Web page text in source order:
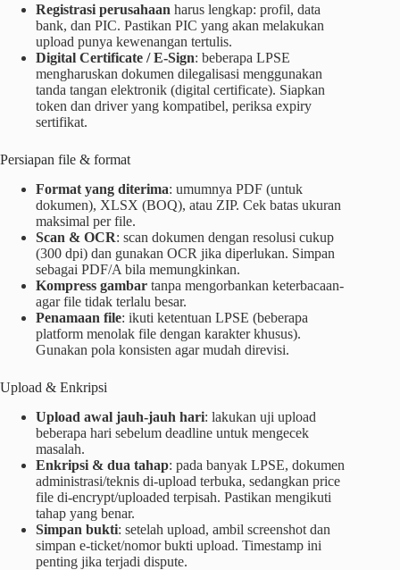
Registrasi perusahaan harus lengkap: profil, data
bank, dan PIC. Pastikan PIC yang akan melakukan
upload punya kewenangan tertulis.
Digital Certificate / E-Sign: beberapa LPSE
mengharuskan dokumen dilegalisasi menggunakan
tanda tangan elektronik (digital certificate). Siapkan
token dan driver yang kompatibel, periksa expiry
sertifikat.
Persiapan file & format
Format yang diterima: umumnya PDF (untuk
dokumen), XLSX (BOQ), atau ZIP. Cek batas ukuran
maksimal per file.
Scan & OCR: scan dokumen dengan resolusi cukup
(300 dpi) dan gunakan OCR jika diperlukan. Simpan
sebagai PDF/A bila memungkinkan.
Kompress gambar tanpa mengorbankan keterbacaan-
agar file tidak terlalu besar.
Penamaan file: ikuti ketentuan LPSE (beberapa
platform menolak file dengan karakter khusus).
Gunakan pola konsisten agar mudah direvisi.
Upload & Enkripsi
Upload awal jauh-jauh hari: lakukan uji upload
beberapa hari sebelum deadline untuk mengecek
masalah.
Enkripsi & dua tahap: pada banyak LPSE, dokumen
administrasi/teknis di-upload terbuka, sedangkan price
file di-encrypt/uploaded terpisah. Pastikan mengikuti
tahap yang benar.
Simpan bukti: setelah upload, ambil screenshot dan
simpan e-ticket/nomor bukti upload. Timestamp ini
penting jika terjadi dispute.